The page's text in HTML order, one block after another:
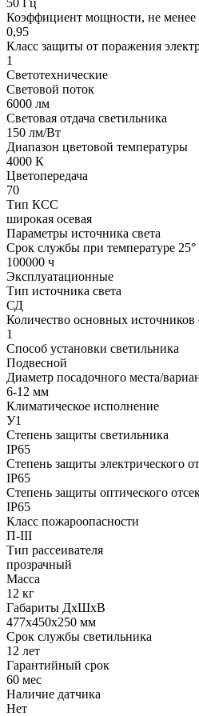
Коэффициент мощности, не менее
0,95
Класс защиты от поражения
1
Светотехнические
Световой поток
6000 лм
Световая отдача светильника
150 лм/Вт
Диапазон цветовой температуры
4000 К
Цветопередача
70
Тип КСС
широкая осевая
Параметры источника света
Срок службы при температуре
100000 ч
Эксплуатационные
Тип источника света
СД
Количество основных источников
1
Способ установки светильника
Подвесной
Диаметр посадочного места/
6-12 мм
Климатическое исполнение
У1
Степень защиты светильника
IP65
Степень защиты электрического
IP65
Степень защиты оптического
IP65
Класс пожароопасности
П-III
Тип рассеивателя
прозрачный
Масса
12 кг
Габариты ДхШхВ
477x450x250 мм
Срок службы светильника
12 лет
Гарантийный срок
60 мес
Наличие датчика
Нет